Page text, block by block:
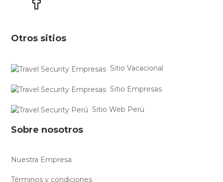
Otros sitios
Sitio Vacacional
Sitio Empresas
Sitio Web Perú
Sobre nosotros
Nuestra Empresa
Términos y condiciones